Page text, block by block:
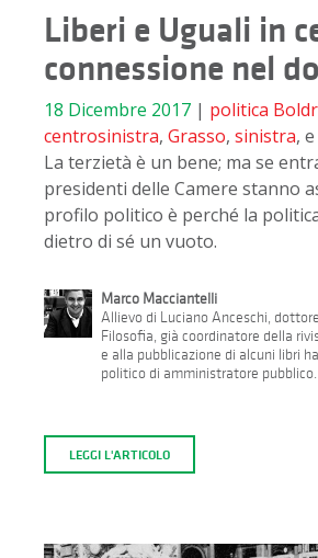
Liberi e Uguali in
connessione nel
18 Dicembre 2017 | politica
centrosinistra, Grasso, sinistra, e
La terzietà è un bene; ma se
presidenti delle Camere stanno
profilo politico è perché la
dietro di sé un vuoto.
Marco Macciantelli
Allievo di Luciano Anceschi,
Filosofia, già coordinatore della
e alla pubblicazione di alcuni libri
politico di amministratore pubblico.
LEGGI L'ARTICOLO